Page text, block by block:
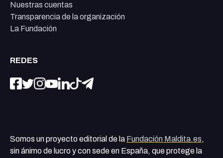
Nuestras cuentas
Transparencia de la organización
La Fundación
REDES
Somos un proyecto editorial de la Fundación Maldita.es,
sin ánimo de lucro y con sede en España, que protege la